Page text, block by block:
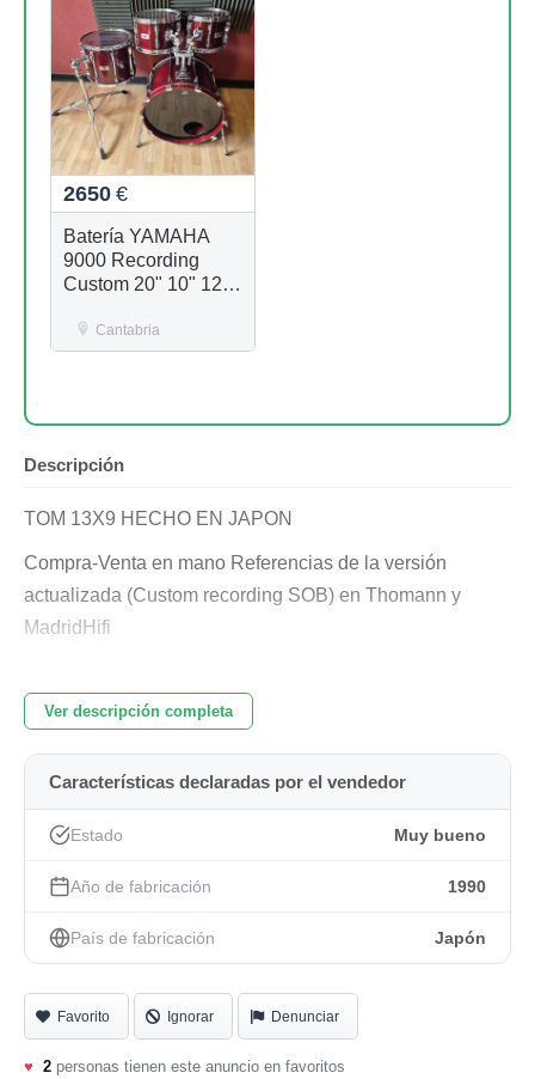
2650 €
Batería YAMAHA
9000 Recording
Custom 20" 10" 12"
Cantabria
Descripción
TOM 13X9 HECHO EN JAPON
Compra-Venta en mano Referencias de la versión
actualizada (Custom recording SOB) en Thomann y
MadridHifi
Ver descripción completa
Características declaradas por el vendedor
Estado Muy bueno
Año de fabricación 1990
País de fabricación Japón
Favorito Ignorar Denunciar
♥ 2 personas tienen este anuncio en favoritos